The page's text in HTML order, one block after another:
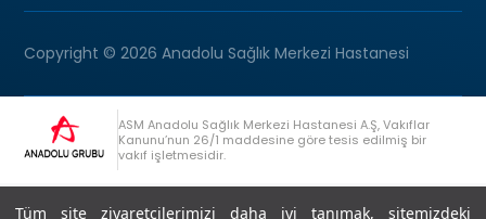
Tüm site ziyaretçilerimizi daha iyi tanımak, sitemizdeki
Copyright © 2026 Anadolu Sağlık Merkezi Hastanesi
ASM Anadolu Sağlık Merkezi Hastanesi A.Ş, Vakıflar
Kanunu’nun 26/1 maddesine göre tesis edilmiş bir
vakıf işletmesidir.
Anadolu Grubu Danışma Hattı +90 (262) 678 54 00